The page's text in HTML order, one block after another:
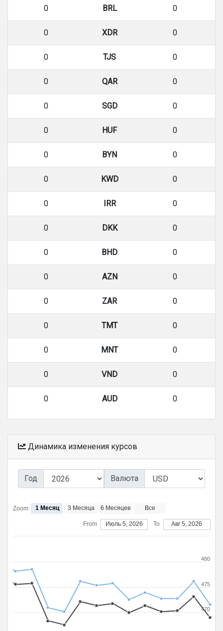
0 BRL 0
0 XDR 0
0 TJS 0
0 QAR 0
0 SGD 0
0 HUF 0
0 BYN 0
0 KWD 0
0 IRR 0
0 DKK 0
0 BHD 0
0 AZN 0
0 ZAR 0
0 TMT 0
0 MNT 0
0 VND 0
0 AUD 0
Динамика изменения курсов
Год Валюта
Zoom 1 Месяц 3 Месяца 6 Месяцев Все
From Июль 5, 2026 To Авг 5, 2026
470
475
480